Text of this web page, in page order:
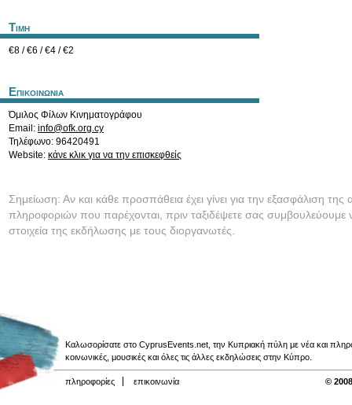
Τιμη
€8 / €6 / €4 / €2
Επικοινωνια
Όμιλος Φίλων Κινηματογράφου
Email: info@ofk.org.cy
Τηλέφωνο: 96420491
Website: κάνε κλικ για να την επισκεφθείς
Σημείωση: Αν και κάθε προσπάθεια έχει γίνει για την εξασφάλιση της
πληροφοριών που παρέχονται, πριν ταξιδέψετε σας συμβουλεύουμε
στοιχεία της εκδήλωσης με τους διοργανωτές.
Καλωσορίσατε στο CyprusEvents.net, την Κυπριακή πύλη με νέα και
κοινωνικές, μουσικές και όλες τις άλλες εκδηλώσεις στην Κύπρο.
πληροφορίες επικοινωνία ©